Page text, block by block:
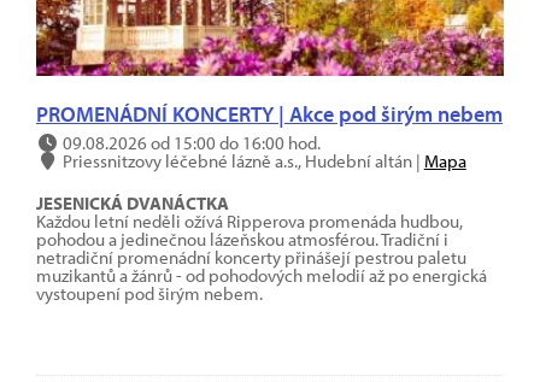
PROMENÁDNÍ KONCERTY | Akce pod širým nebem
09.08.2026 od 15:00 do 16:00 hod.
Priessnitzovy léčebné lázně a.s., Hudební altán | Mapa
JESENICKÁ DVANÁCTKA
Každou letní neděli ožívá Ripperova promenáda hudbou,
pohodou a jedinečnou lázeňskou atmosférou. Tradiční i
netradiční promenádní koncerty přinášejí pestrou paletu
muzikantů a žánrů - od pohodových melodií až po energická
vystoupení pod širým nebem.